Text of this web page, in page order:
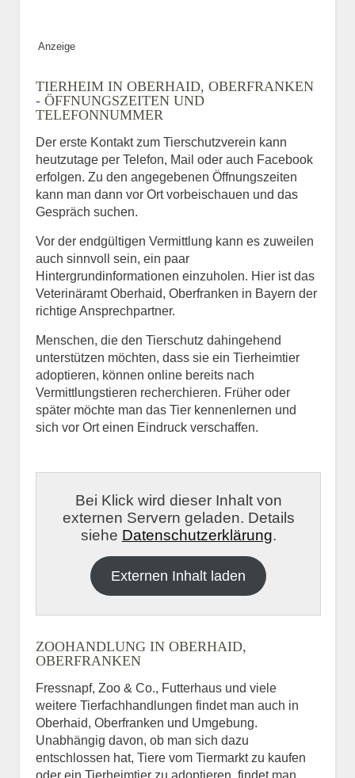
Anzeige
TIERHEIM IN OBERHAID, OBERFRANKEN
- ÖFFNUNGSZEITEN UND
TELEFONNUMMER
Der erste Kontakt zum Tierschutzverein kann
heutzutage per Telefon, Mail oder auch Facebook
erfolgen. Zu den angegebenen Öffnungszeiten
kann man dann vor Ort vorbeischauen und das
Gespräch suchen.
Vor der endgültigen Vermittlung kann es zuweilen
auch sinnvoll sein, ein paar
Hintergrundinformationen einzuholen. Hier ist das
Veterinäramt Oberhaid, Oberfranken in Bayern der
richtige Ansprechpartner.
Menschen, die den Tierschutz dahingehend
unterstützen möchten, dass sie ein Tierheimtier
adoptieren, können online bereits nach
Vermittlungstieren recherchieren. Früher oder
später möchte man das Tier kennenlernen und
sich vor Ort einen Eindruck verschaffen.
Bei Klick wird dieser Inhalt von
externen Servern geladen. Details
siehe Datenschutzerklärung.
Externen Inhalt laden
ZOOHANDLUNG IN OBERHAID,
OBERFRANKEN
Fressnapf, Zoo & Co., Futterhaus und viele
weitere Tierfachhandlungen findet man auch in
Oberhaid, Oberfranken und Umgebung.
Unabhängig davon, ob man sich dazu
entschlossen hat, Tiere vom Tiermarkt zu kaufen
oder ein Tierheimtier zu adoptieren, findet man